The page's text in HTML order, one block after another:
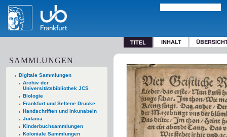
TITEL INHALT
SAMMLUNGEN
Digitale Sammlungen
Archiv der
Universitätsbibliothek JCS
Biologie
Frankfurt und Seltene Drucke
Handschriften und Inkunabeln
Judaica
Kinderbuchsammlungen
Koloniale Sammlungen